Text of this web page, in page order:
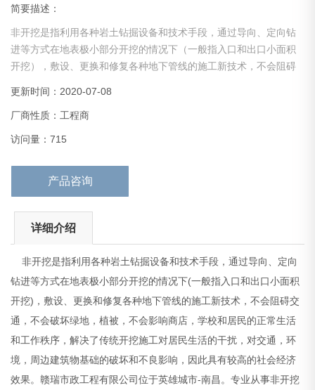
简要描述：
非开挖是指利用各种岩土钻掘设备和技术手段，通过导向、定向钻
进等方式在地表极小部分开挖的情况下（一般指入口和出口小面积
开挖），敷设、更换和修复各种地下管线的施工新技术，不会阻碍
活和工作秩序，解决了传统开挖施工对居民生活的干扰，对交通，
环境，周边建筑物基础的破坏和不良影响，因此具有较高的社会经
济效果。赣瑞市政工程有限公司位于英雄城市-南昌。专
更新时间：2020-07-08
厂商性质：工程商
访问量：715
产品咨询
详细介绍
非开挖是指利用各种岩土钻掘设备和技术手段，通过导向、定向
钻进等方式在地表极小部分开挖的情况下(一般指入口和出口小面积
开挖)，敷设、更换和修复各种地下管线的施工新技术，不会阻碍交
通，不会破坏绿地，植被，不会影响商店，学校和居民的正常生活
和工作秩序，解决了传统开挖施工对居民生活的干扰，对交通，环
境，周边建筑物基础的破坏和不良影响，因此具有较高的社会经济
效果。赣瑞市政工程有限公司位于英雄城市-南昌。专业从事非开挖